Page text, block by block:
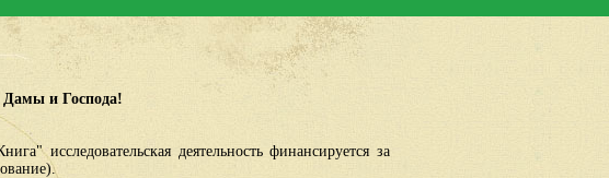
и Господа!
исследовательская деятельность финансируется за